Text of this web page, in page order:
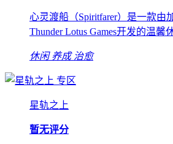
心灵渡船（Spiritfarer）是一款由
Thunder Lotus Games开发的温馨
休闲 养成 治愈
专区
星轨之上
暂无评分